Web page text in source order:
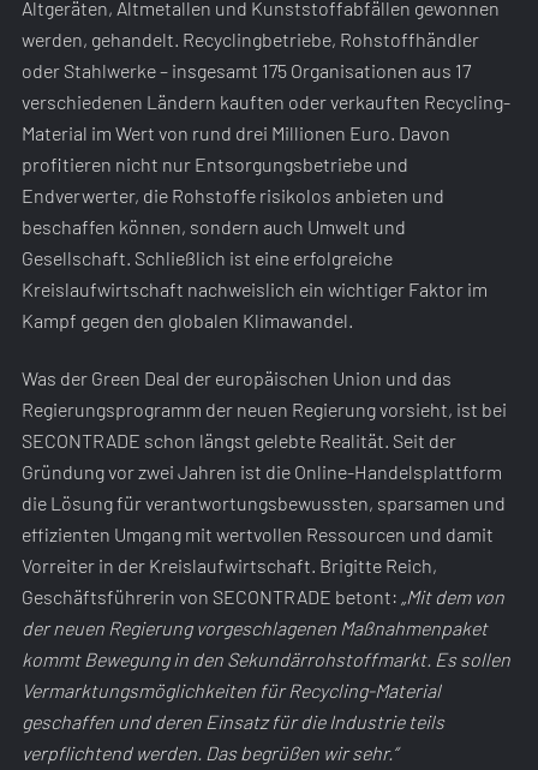
Altgeräten, Altmetallen und Kunststoffabfällen gewonnen
werden, gehandelt. Recyclingbetriebe, Rohstoffhändler
oder Stahlwerke – insgesamt 175 Organisationen aus 17
verschiedenen Ländern kauften oder verkauften Recycling-
Material im Wert von rund drei Millionen Euro. Davon
profitieren nicht nur Entsorgungsbetriebe und
Endverwerter, die Rohstoffe risikolos anbieten und
beschaffen können, sondern auch Umwelt und
Gesellschaft. Schließlich ist eine erfolgreiche
Kreislaufwirtschaft nachweislich ein wichtiger Faktor im
Kampf gegen den globalen Klimawandel.
Was der Green Deal der europäischen Union und das
Regierungsprogramm der neuen Regierung vorsieht, ist bei
SECONTRADE schon längst gelebte Realität. Seit der
Gründung vor zwei Jahren ist die Online-Handelsplattform
die Lösung für verantwortungsbewussten, sparsamen und
effizienten Umgang mit wertvollen Ressourcen und damit
Vorreiter in der Kreislaufwirtschaft. Brigitte Reich,
Geschäftsführerin von SECONTRADE betont: „Mit dem von
der neuen Regierung vorgeschlagenen Maßnahmenpaket
kommt Bewegung in den Sekundärrohstoffmarkt. Es sollen
Vermarktungsmöglichkeiten für Recycling-Material
geschaffen und deren Einsatz für die Industrie teils
verpflichtend werden. Das begrüßen wir sehr.“